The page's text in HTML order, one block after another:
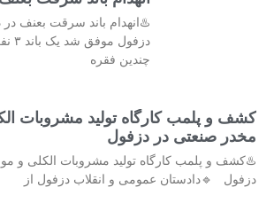
♨️انهدام باند سرقت بعنف
چندین فقره
کشف و پلمب کارگاه تولید مشروبات
مخدر صنعتی در دزفول
♨️کشف و پلمب کارگاه تولید مشروبات الکلی و
دزفول 🔹دادستان عمومی و انقلاب دزفول از